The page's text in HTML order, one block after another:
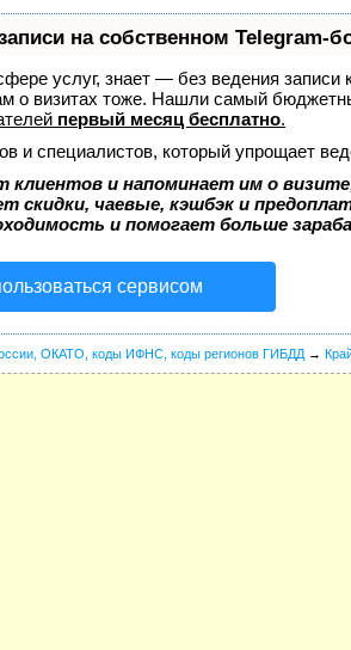
на собственном Telegram-
услуг, знает — без ведения
о визитах тоже. Нашли самый
первый месяц бесплатно.
и специалистов, который упрощает
клиентов и напоминает им о
скидки, чаевые, кэшбэк и
и помогает больше
сервисом
ОКАТО, коды ИФНС, коды регионов ГИБДД →